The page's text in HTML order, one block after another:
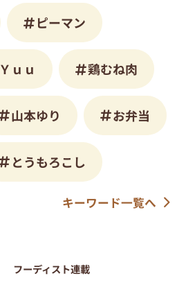
ピーマン
Ｙｕｕ 鶏むね肉
山本ゆり お弁当
とうもろこし
キーワード一覧へ
フーディスト連載